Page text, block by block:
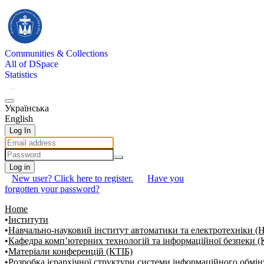
Communities & Collections
All of DSpace
Statistics
Українська
English
Log In
Log in
New user? Click here to register.
Have you
forgotten your password?
Home
Інститути
Навчально-науковий інститут автоматики та електротехніки
Кафедра комп’ютерних технологій та інформаційної безпеки
Матеріали конференцій (КТІБ)
Розробка ієрархічної структури системи інформаційного